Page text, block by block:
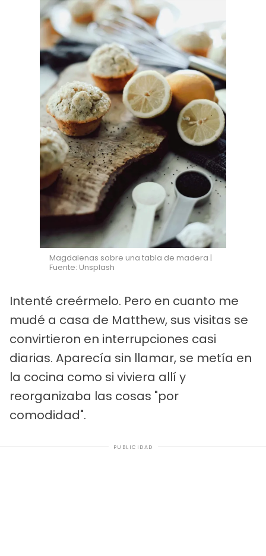
Magdalenas sobre una tabla de madera |
Fuente: Unsplash
Intenté creérmelo. Pero en cuanto me
mudé a casa de Matthew, sus visitas se
convirtieron en interrupciones casi
diarias. Aparecía sin llamar, se metía en
la cocina como si viviera allí y
reorganizaba las cosas "por
comodidad".
PUBLICIDAD